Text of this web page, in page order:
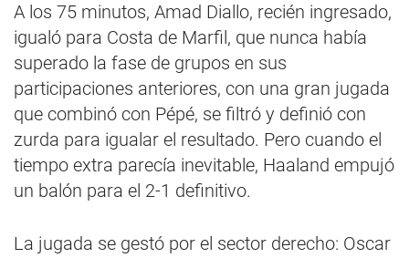
A los 75 minutos, Amad Diallo, recién ingresado,
igualó para Costa de Marfil, que nunca había
superado la fase de grupos en sus
participaciones anteriores, con una gran jugada
que combinó con Pépé, se filtró y definió con
zurda para igualar el resultado. Pero cuando el
tiempo extra parecía inevitable, Haaland empujó
un balón para el 2-1 definitivo.
La jugada se gestó por el sector derecho: Oscar